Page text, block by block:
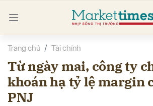
Trang chủ Tài chính
Từ ngày mai, công ty
khoán hạ tỷ lệ margin
PNJ
luận